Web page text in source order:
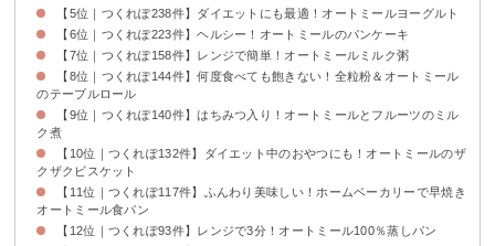
【5位｜つくれぽ238件】ダイエットにも最適！オートミールヨーグルト
【6位｜つくれぽ223件】ヘルシー！オートミールのパンケーキ
【7位｜つくれぽ158件】レンジで簡単！オートミールミルク粥
【8位｜つくれぽ144件】何度食べても飽きない！全粒粉＆オートミール
のテーブルロール
【9位｜つくれぽ140件】はちみつ入り！オートミールとフルーツのミル
ク煮
【10位｜つくれぽ132件】ダイエット中のおやつにも！オートミールのザ
クザクビスケット
【11位｜つくれぽ117件】ふんわり美味しい！ホームベーカリーで早焼き
オートミール食パン
【12位｜つくれぽ93件】レンジで3分！オートミール100％蒸しパン